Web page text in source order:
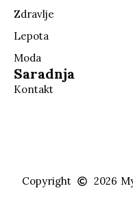
Zdravlje
Lepota
Moda
Saradnja
Kontakt
Copyright 2026